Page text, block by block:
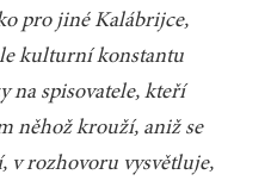
pro jiné Kalábrijce,
kulturní konstantu
na spisovatele, kteří
něhož krouží, aniž se
v rozhovoru vysvětluje,